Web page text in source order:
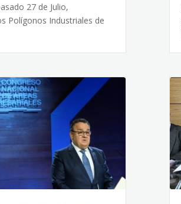
27 de Julio,
Polígonos Industriales de